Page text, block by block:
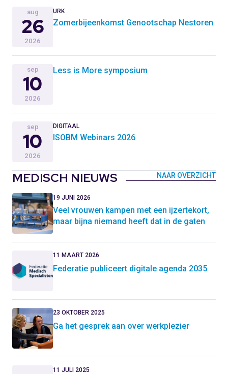
aug
26
2026
URK
Zomerbijeenkomst Genootschap Nestoren
sep
10
2026
Less is More symposium
sep
10
2026
DIGITAAL
ISOBM Webinars 2026
MEDISCH NIEUWS NAAR OVERZICHT
19 JUNI 2026
Veel vrouwen kampen met een ijzertekort,
maar bijna niemand heeft dat in de gaten
11 MAART 2026
Federatie publiceert digitale agenda 2035
23 OKTOBER 2025
Ga het gesprek aan over werkplezier
11 JULI 2025